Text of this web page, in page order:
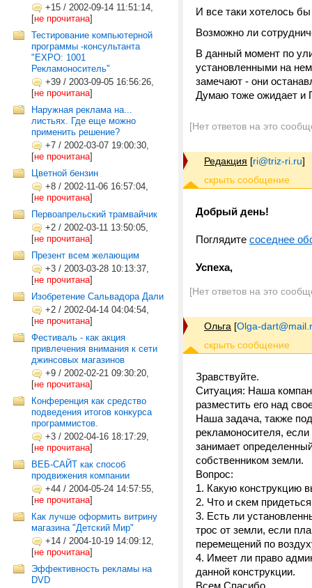
+15 / 2002-09-14 11:51:14,
[не прочитана]
Тестирование компьютерной
программы -консультанта
"EXPO: 1001
Рекламоноситель"
+39 / 2003-09-05 16:56:26,
[не прочитана]
Наружная реклама на...
листьях. Где еще можно
применить решение?
+7 / 2002-03-07 19:00:30,
[не прочитана]
Цветной бензин
+8 / 2002-11-06 16:57:04,
[не прочитана]
Первоапрельский трамвайчик
+2 / 2002-03-11 13:50:05,
[не прочитана]
Презент всем желающим
+3 / 2003-03-28 10:13:37,
[не прочитана]
Изобретение Сальвадора Дали
+2 / 2002-04-14 04:04:54,
[не прочитана]
Фестиваль - как акция
привлечения внимания к сети
джинсовых магазинов
+9 / 2002-02-21 09:30:20,
[не прочитана]
Конференция как средство
подведения итогов конкурса
программистов.
+3 / 2002-04-16 18:17:29,
[не прочитана]
ВЕБ-САЙТ как способ
продвижения компании
+44 / 2004-05-24 14:57:55,
[не прочитана]
Как лучше оформить витрину
магазина "Детский Мир"
+14 / 2004-10-19 14:09:12,
[не прочитана]
Эффективность рекламы на
DVD
И все таки хотелось
Возможно ли
В данный момент по
установленными на
замечают - они
Думаю тоже ожидает и
[Нет ответов на это
Редакция [ri@triz-ri.ru]
Добрый день!
Поглядите соседнее
Успеха,
[Нет ответов на это
Ольга [Olga-
Зравствуйте.
Ситуация: Наша
разместить его над
Наша задача, также
рекламоносителя,
занимает
собственником земли.
Вопрос:
1. Какую конструкцию
2. Что и скем
3. Есть ли
трос от земли, если
перемещений по
4. Имеет ли право
данной конструкции.
Всем Спасибо.